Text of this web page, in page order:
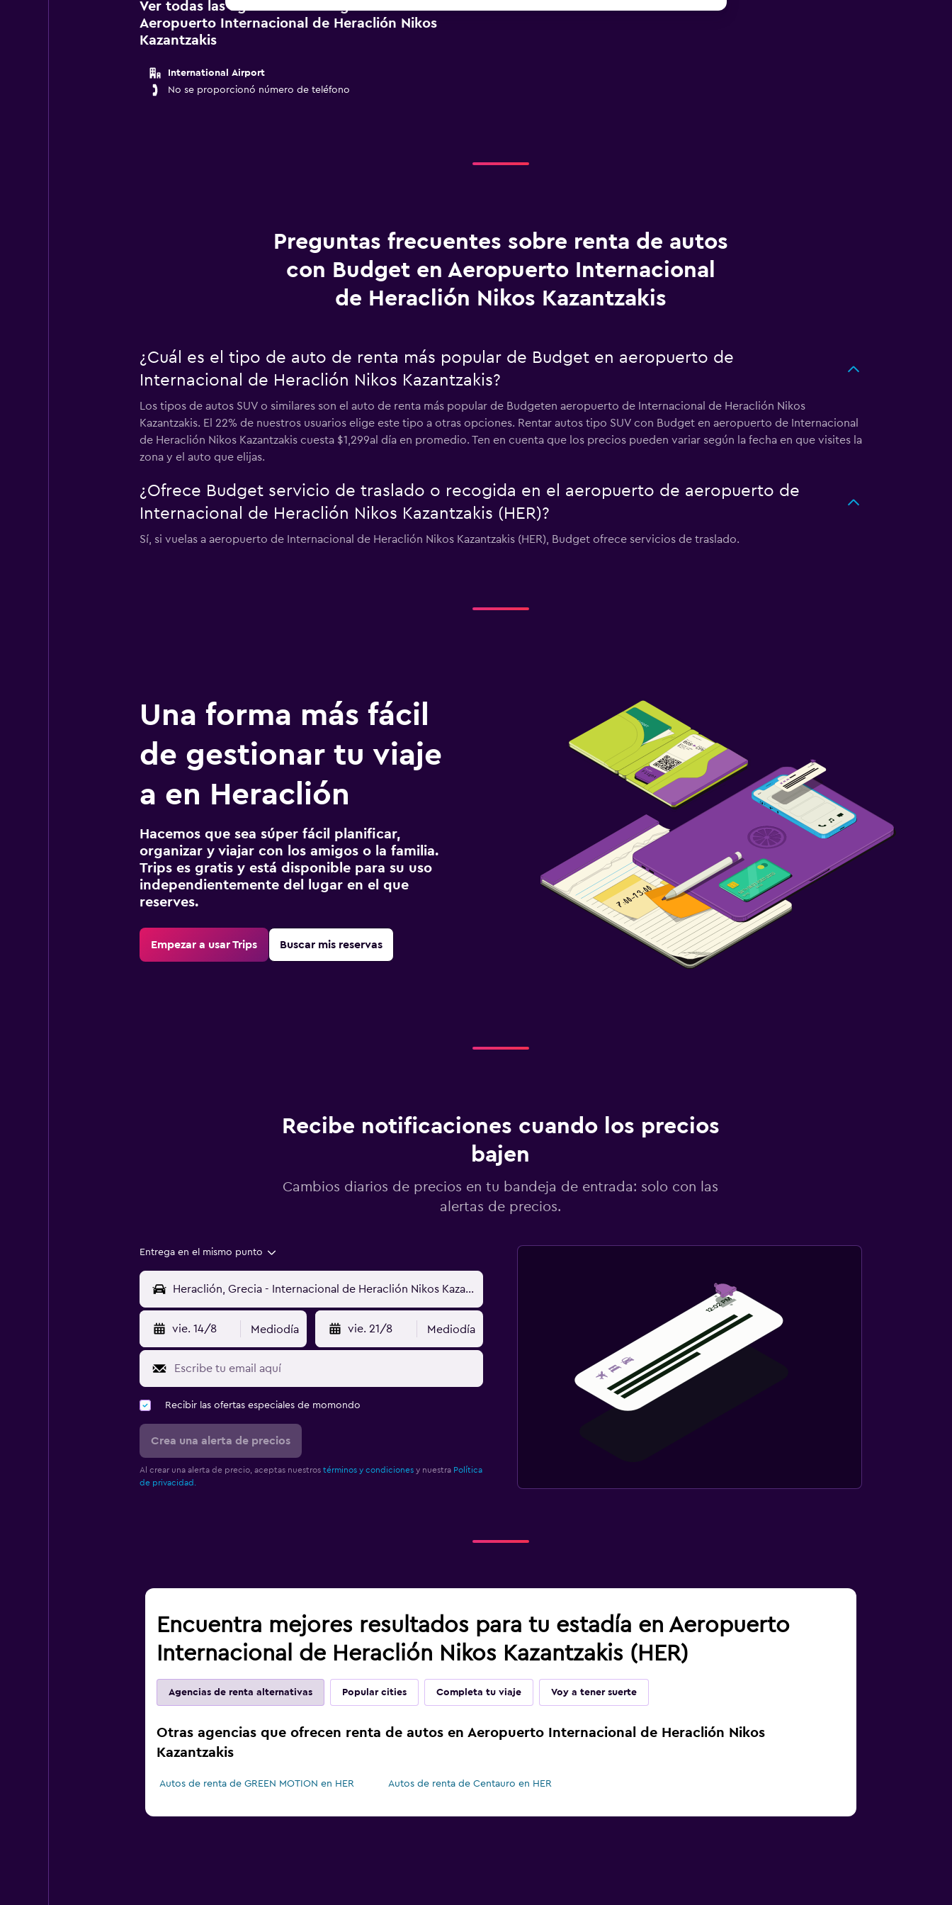
Ver todas las agencias de Budget cerca de
Aeropuerto Internacional de Heraclión Nikos
Kazantzakis
International Airport
No se proporcionó número de teléfono
Preguntas frecuentes sobre renta de autos
con Budget en Aeropuerto Internacional
de Heraclión Nikos Kazantzakis
¿Cuál es el tipo de auto de renta más popular de Budget en aeropuerto de
Internacional de Heraclión Nikos Kazantzakis?
Los tipos de autos SUV o similares son el auto de renta más popular de Budgeten aeropuerto de Internacional de Heraclión Nikos
Kazantzakis. El 22% de nuestros usuarios elige este tipo a otras opciones. Rentar autos tipo SUV con Budget en aeropuerto de Internacional
de Heraclión Nikos Kazantzakis cuesta $1,299al día en promedio. Ten en cuenta que los precios pueden variar según la fecha en que visites la
zona y el auto que elijas.
¿Ofrece Budget servicio de traslado o recogida en el aeropuerto de aeropuerto de
Internacional de Heraclión Nikos Kazantzakis (HER)?
Sí, si vuelas a aeropuerto de Internacional de Heraclión Nikos Kazantzakis (HER), Budget ofrece servicios de traslado.
Una forma más fácil
de gestionar tu viaje
a en Heraclión
Hacemos que sea súper fácil planificar,
organizar y viajar con los amigos o la familia.
Trips es gratis y está disponible para su uso
independientemente del lugar en el que
reserves.
Empezar a usar Trips Buscar mis reservas
Recibe notificaciones cuando los precios
bajen
Cambios diarios de precios en tu bandeja de entrada: solo con las
alertas de precios.
Entrega en el mismo punto
vie. 14/8 Mediodía vie. 21/8 Mediodía
Recibir las ofertas especiales de momondo
Crea una alerta de precios
Al crear una alerta de precio, aceptas nuestros términos y condicionesy nuestra Política
de privacidad.
Encuentra mejores resultados para tu estadía en Aeropuerto
Internacional de Heraclión Nikos Kazantzakis (HER)
Agencias de renta alternativas Popular cities Completa tu viaje Voy a tener suerte
Otras agencias que ofrecen renta de autos en Aeropuerto Internacional de Heraclión Nikos
Kazantzakis
Autos de renta de GREEN MOTION en HER Autos de renta de Centauro en HER